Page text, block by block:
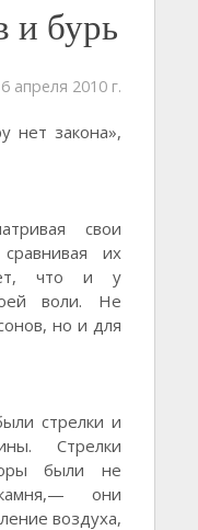
и бурь
апреля 2010 г.
нет закона»,
свои
их
что и у
воли. Не
но и для
стрелки и
Стрелки
были не
они
воздуха,